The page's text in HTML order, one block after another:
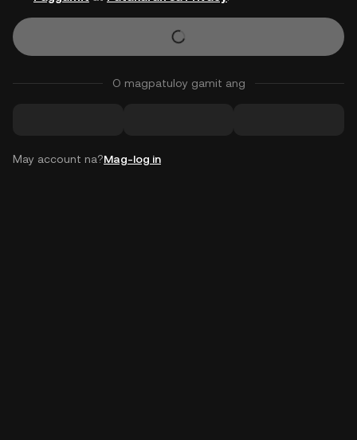
O magpatuloy gamit ang
May account na?Mag-log in